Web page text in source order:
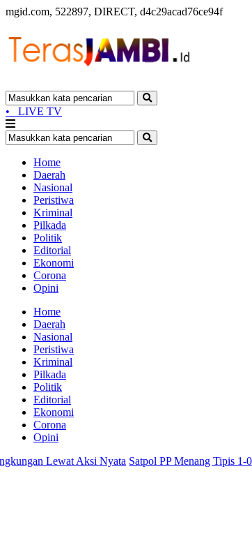
mgid.com, 522897, DIRECT, d4c29acad76ce94f
• LIVE TV
Home
Daerah
Nasional
Peristiwa
Kriminal
Pilkada
Politik
Editorial
Ekonomi
Corona
Opini
Home
Daerah
Nasional
Peristiwa
Kriminal
Pilkada
Politik
Editorial
Ekonomi
Corona
Opini
Aksi Nyata Satpol PP Menang Tipis 1-0 atas